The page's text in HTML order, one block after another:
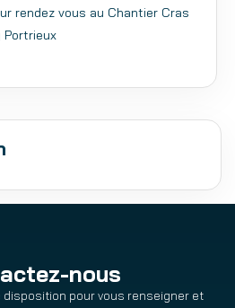
rendez vous au Chantier Cras
Portrieux
nous
disposition pour vous renseigner et